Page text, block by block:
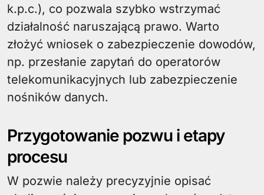
k.p.c.), co pozwala szybko wstrzymać
działalność naruszającą prawo. Warto
złożyć wniosek o zabezpieczenie dowodów,
np. przesłanie zapytań do operatorów
telekomunikacyjnych lub zabezpieczenie
nośników danych.
Przygotowanie pozwu i etapy
procesu
W pozwie należy precyzyjnie opisać